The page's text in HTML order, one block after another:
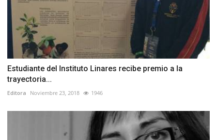
Estudiante del Instituto Linares recibe premio a la
trayectoria...
Editora Noviembre 23, 2018 1946